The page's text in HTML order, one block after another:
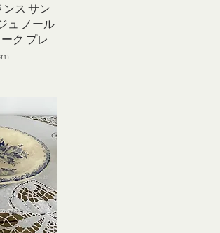
ース サン
ュ ノール
ク プレ